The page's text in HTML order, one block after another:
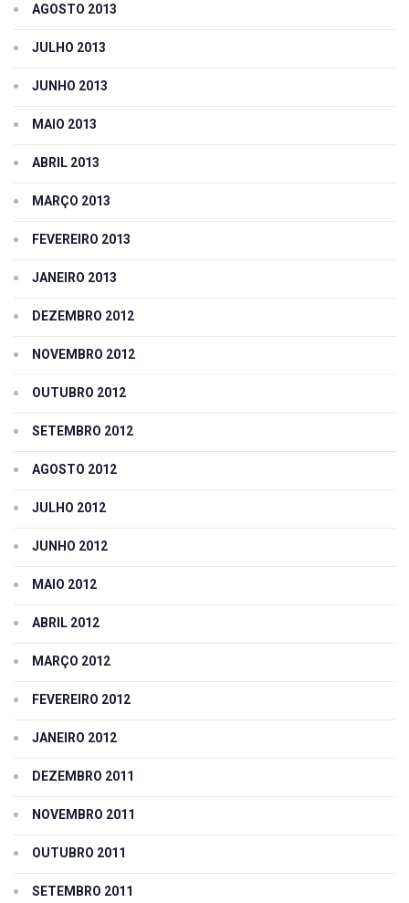
AGOSTO 2013
JULHO 2013
JUNHO 2013
MAIO 2013
ABRIL 2013
MARÇO 2013
FEVEREIRO 2013
JANEIRO 2013
DEZEMBRO 2012
NOVEMBRO 2012
OUTUBRO 2012
SETEMBRO 2012
AGOSTO 2012
JULHO 2012
JUNHO 2012
MAIO 2012
ABRIL 2012
MARÇO 2012
FEVEREIRO 2012
JANEIRO 2012
DEZEMBRO 2011
NOVEMBRO 2011
OUTUBRO 2011
SETEMBRO 2011